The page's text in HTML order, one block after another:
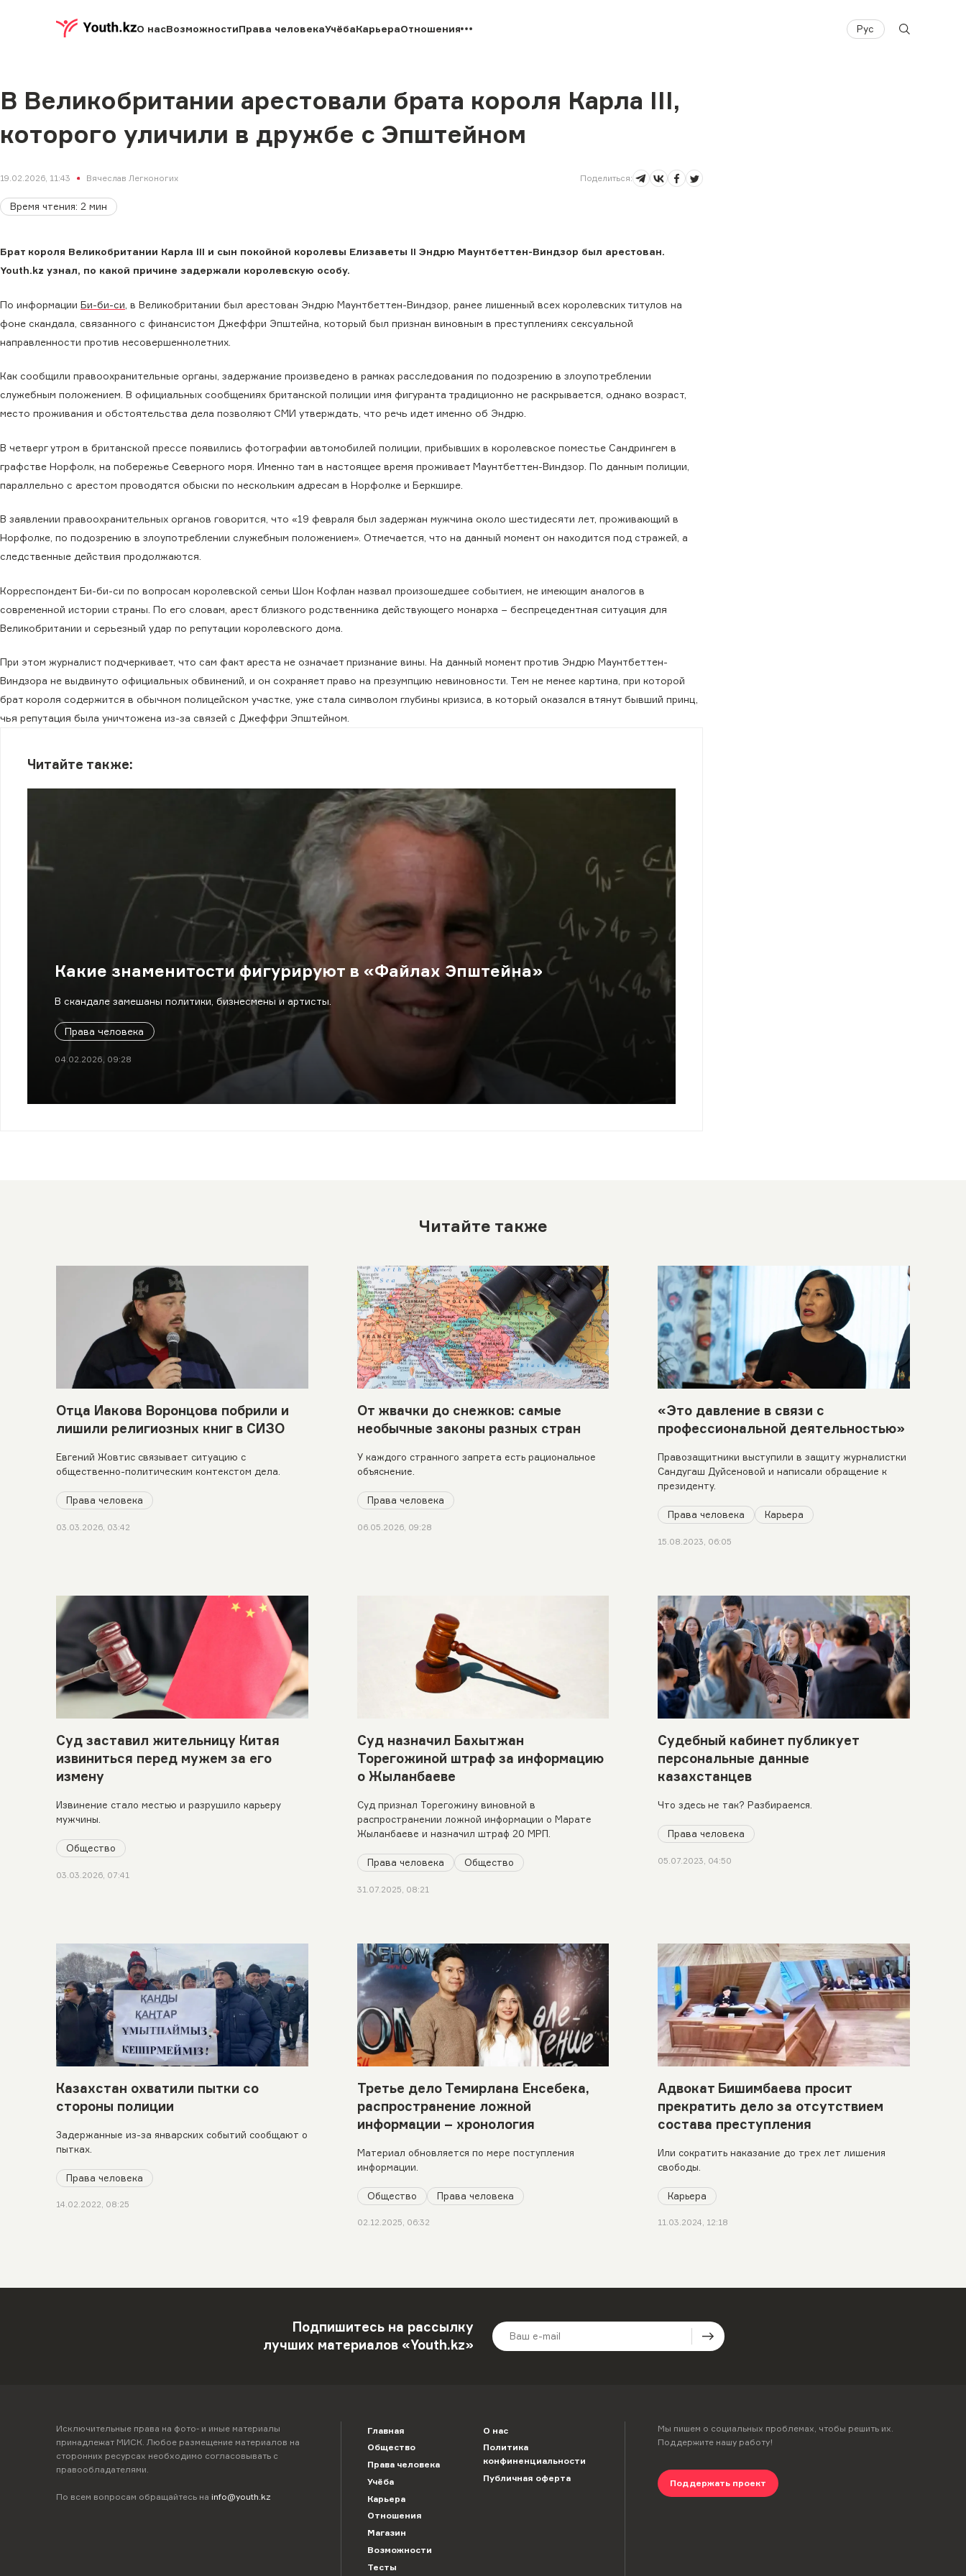
О насВозможностиПрава человекаУчёбаКарьераОтношения Рус
В Великобритании арестовали брата короля Карла III,
которого уличили в дружбе с Эпштейном
19.02.2026, 11:43 Вячеслав Легконогих Поделиться:
Время чтения: 2 мин
Брат короля Великобритании Карла III и сын покойной королевы Елизаветы II Эндрю Маунтбеттен-Виндзор был арестован.
Youth.kz узнал, по какой причине задержали королевскую особу.
По информации Би-би-си , в Великобритании был арестован Эндрю Маунтбеттен-Виндзор, ранее лишенный всех королевских титулов на
фоне скандала, связанного с финансистом Джеффри Эпштейна, который был признан виновным в преступлениях сексуальной
направленности против несовершеннолетних.
Как сообщили правоохранительные органы, задержание произведено в рамках расследования по подозрению в злоупотреблении
служебным положением. В официальных сообщениях британской полиции имя фигуранта традиционно не раскрывается, однако возраст,
место проживания и обстоятельства дела позволяют СМИ утверждать, что речь идет именно об Эндрю.
В четверг утром в британской прессе появились фотографии автомобилей полиции, прибывших в королевское поместье Сандрингем в
графстве Норфолк, на побережье Северного моря. Именно там в настоящее время проживает Маунтбеттен-Виндзор. По данным полиции,
параллельно с арестом проводятся обыски по нескольким адресам в Норфолке и Беркшире.
В заявлении правоохранительных органов говорится, что «19 февраля был задержан мужчина около шестидесяти лет, проживающий в
Норфолке, по подозрению в злоупотреблении служебным положением». Отмечается, что на данный момент он находится под стражей, а
следственные действия продолжаются.
Корреспондент Би-би-си по вопросам королевской семьи Шон Кофлан назвал произошедшее событием, не имеющим аналогов в
современной истории страны. По его словам, арест близкого родственника действующего монарха − беспрецедентная ситуация для
Великобритании и серьезный удар по репутации королевского дома.
При этом журналист подчеркивает, что сам факт ареста не означает признание вины. На данный момент против Эндрю Маунтбеттен-
Виндзора не выдвинуто официальных обвинений, и он сохраняет право на презумпцию невиновности. Тем не менее картина, при которой
брат короля содержится в обычном полицейском участке, уже стала символом глубины кризиса, в который оказался втянут бывший принц,
чья репутация была уничтожена из-за связей с Джеффри Эпштейном.
Читайте также:
Какие знаменитости фигурируют в «Файлах Эпштейна»
В скандале замешаны политики, бизнесмены и артисты.
Права человека
04.02.2026, 09:28
Читайте также
Отца Иакова Воронцова побрили и
лишили религиозных книг в СИЗО
Евгений Жовтис связывает ситуацию с
общественно-политическим контекстом дела.
Права человека
03.03.2026, 03:42
От жвачки до снежков: самые
необычные законы разных стран
У каждого странного запрета есть рациональное
объяснение.
Права человека
06.05.2026, 09:28
«Это давление в связи с
профессиональной деятельностью»
Правозащитники выступили в защиту журналистки
Сандугаш Дуйсеновой и написали обращение к
президенту.
Права человека Карьера
15.08.2023, 06:05
Суд заставил жительницу Китая
извиниться перед мужем за его
измену
Извинение стало местью и разрушило карьеру
мужчины.
Общество
03.03.2026, 07:41
Суд назначил Бахытжан
Торегожиной штраф за информацию
о Жыланбаеве
Cуд признал Торегожину виновной в
распространении ложной информации о Марате
Жыланбаеве и назначил штраф 20 МРП.
Права человека Общество
31.07.2025, 08:21
Судебный кабинет публикует
персональные данные
казахстанцев
Что здесь не так? Разбираемся.
Права человека
05.07.2023, 04:50
Казахстан охватили пытки со
стороны полиции
Задержанные из-за январских событий сообщают о
пытках.
Права человека
14.02.2022, 08:25
Третье дело Темирлана Енсебека,
распространение ложной
информации – хронология
Материал обновляется по мере поступления
информации.
Общество Права человека
02.12.2025, 06:32
Адвокат Бишимбаева просит
прекратить дело за отсутствием
состава преступления
Или сократить наказание до трех лет лишения
свободы.
Карьера
11.03.2024, 12:18
Подпишитесь на рассылку
лучших материалов «Youth.kz»
Исключительные права на фото- и иные материалы
принадлежат МИСК. Любое размещение материалов на
сторонних ресурсах необходимо согласовывать с
правообладателями.
По всем вопросам обращайтесь на info@youth.kz
Главная
Общество
Права человека
Учёба
Карьера
Отношения
Магазин
Возможности
Тесты
О нас
Политика
конфиненциальности
Публичная оферта
Мы пишем о социальных проблемах, чтобы решить их.
Поддержите нашу работу!
Поддержать проект